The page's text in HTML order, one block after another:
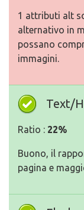
1 attributi alt
alternativo in
possano
immagini.
Text/
Ratio : 22%
Buono, il
pagina e